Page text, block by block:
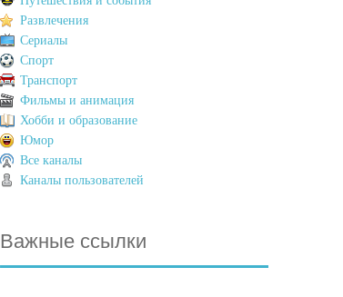
Развлечения
Сериалы
Спорт
Транспорт
Фильмы и анимация
Хобби и образование
Юмор
Все каналы
Каналы пользователей
Важные ссылки